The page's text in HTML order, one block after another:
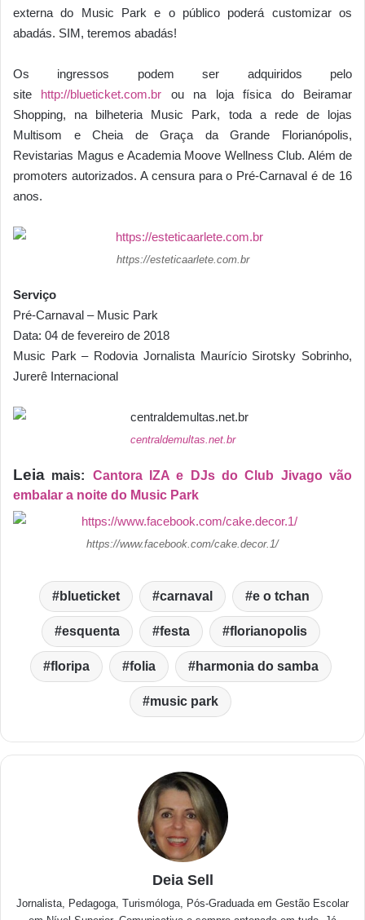
externa do Music Park e o público poderá customizar os
abadás. SIM, teremos abadás!
Os ingressos podem ser adquiridos pelo
site http://blueticket.com.br ou na loja física do Beiramar
Shopping, na bilheteria Music Park, toda a rede de lojas
Multisom e Cheia de Graça da Grande Florianópolis,
Revistarias Magus e Academia Moove Wellness Club. Além de
promoters autorizados. A censura para o Pré-Carnaval é de 16
anos.
https://esteticaarlete.com.br
Serviço
Pré-Carnaval – Music Park
Data: 04 de fevereiro de 2018
Music Park – Rodovia Jornalista Maurício Sirotsky Sobrinho,
Jurerê Internacional
centraldemultas.net.br
Leia mais:
Cantora IZA e DJs do Club Jivago vão
embalar a noite do Music Park
https://www.facebook.com/cake.decor.1/
blueticket carnaval e o tchan
esquenta festa florianopolis
floripa folia harmonia do samba
music park
Deia Sell
Jornalista, Pedagoga, Turismóloga, Pós-Graduada em Gestão Escolar